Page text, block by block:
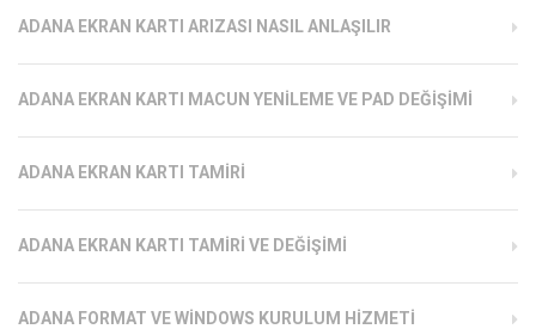
ADANA EKRAN KARTI ARIZASI NASIL ANLAŞILIR
ADANA EKRAN KARTI MACUN YENILEME VE PAD DEĞIŞIMI
ADANA EKRAN KARTI TAMIRI
ADANA EKRAN KARTI TAMIRI VE DEĞIŞIMI
ADANA FORMAT VE WINDOWS KURULUM HIZMETI